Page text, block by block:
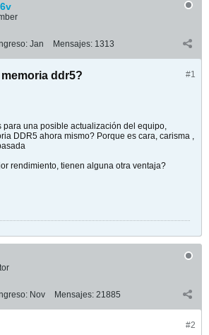
Jan Mensajes: 1313
#1
memoria ddr5?
para una posible actualización del equipo,
DDR5 ahora mismo? Porque es cara, carisma ,
rendimiento, tienen alguna otra ventaja?
Nov Mensajes: 21885
#2